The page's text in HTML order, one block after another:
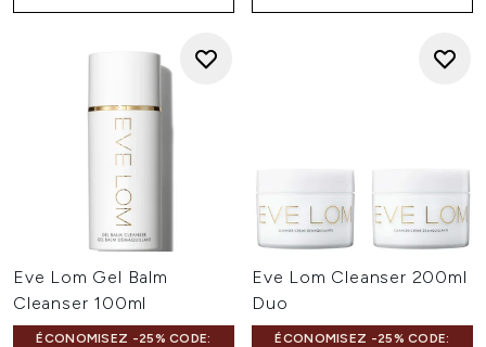
Eve Lom Gel Balm
Cleanser 100ml
ÉCONOMISEZ -25% CODE:
Eve Lom Cleanser 200ml
Duo
ÉCONOMISEZ -25% CODE: